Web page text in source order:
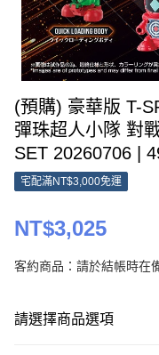
(預購) 豪華版 T-
彈珠超人小隊 對
SET 20260706 |
宅配滿NT$3,000免運
NT$3,025
客約商品：請於結帳時在
請選擇商品選項